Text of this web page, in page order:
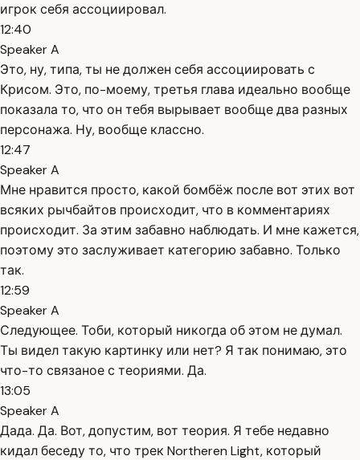
игрок себя ассоциировал.
12:40
Speaker A
Это, ну, типа, ты не должен себя ассоциировать с
Крисом. Это, по-моему, третья глава идеально вообще
показала то, что он тебя вырывает вообще два разных
персонажа. Ну, вообще классно.
12:47
Speaker A
Мне нравится просто, какой бомбёж после вот этих вот
всяких рычбайтов происходит, что в комментариях
происходит. За этим забавно наблюдать. И мне кажется,
поэтому это заслуживает категорию забавно. Только
так.
12:59
Speaker A
Следующее. Тоби, который никогда об этом не думал.
Ты видел такую картинку или нет? Я так понимаю, это
что-то связаное с теориями. Да.
13:05
Speaker A
Дада. Да. Вот, допустим, вот теория. Я тебе недавно
кидал беседу то, что трек Northeren Light, который